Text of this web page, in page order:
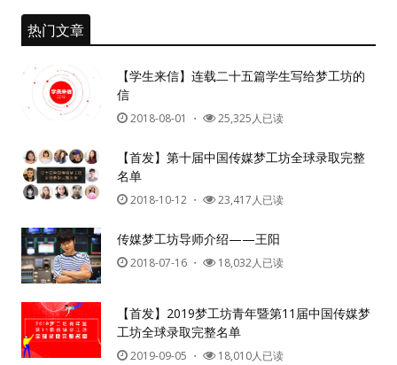
热门文章
【学生来信】连载二十五篇学生写给梦工坊的
信
2018-08-01 ・ 25,325人已读
【首发】第十届中国传媒梦工坊全球录取完整
名单
2018-10-12 ・ 23,417人已读
传媒梦工坊导师介绍——王阳
2018-07-16 ・ 18,032人已读
【首发】2019梦工坊青年暨第11届中国传媒梦
工坊全球录取完整名单
2019-09-05 ・ 18,010人已读